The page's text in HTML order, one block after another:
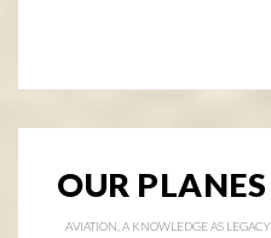
OUR PLANES
AVIATION, A KNOWLEDGE AS LEGACY